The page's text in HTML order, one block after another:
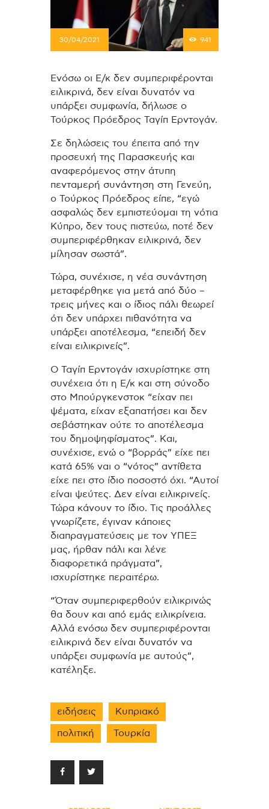
30/04/2021 941
Ενόσω οι Ε/κ δεν συμπεριφέρονται
ειλικρινά, δεν είναι δυνατόν να
υπάρξει συμφωνία, δήλωσε ο
Τούρκος Πρόεδρος Ταγίπ Ερντογάν.
Σε δηλώσεις του έπειτα από την
προσευχή της Παρασκευής και
αναφερόμενος στην άτυπη
πενταμερή συνάντηση στη Γενεύη,
ο Τούρκος Πρόεδρος είπε, “εγώ
ασφαλώς δεν εμπιστεύομαι τη νότια
Κύπρο, δεν τους πιστεύω, ποτέ δεν
συμπεριφέρθηκαν ειλικρινά, δεν
μίλησαν σωστά”.
Τώρα, συνέχισε, η νέα συνάντηση
μεταφέρθηκε για μετά από δύο –
τρεις μήνες και ο ίδιος πάλι θεωρεί
ότι δεν υπάρχει πιθανότητα να
υπάρξει αποτέλεσμα, “επειδή δεν
είναι ειλικρινείς”.
Ο Ταγίπ Ερντογάν ισχυρίστηκε στη
συνέχεια ότι η Ε/κ και στη σύνοδο
στο Μπούργκενστοκ “είχαν πει
ψέματα, είχαν εξαπατήσει και δεν
σεβάστηκαν ούτε το αποτέλεσμα
του δημοψηφίσματος”. Και,
συνέχισε, ενώ ο “βορράς” είχε πει
κατά 65% ναι ο “νότος” αντίθετα
είχε πει στο ίδιο ποσοστό όχι. “Αυτοί
είναι ψεύτες. Δεν είναι ειλικρινείς.
Τώρα κάνουν το ίδιο. Τις προάλλες
γνωρίζετε, έγιναν κάποιες
διαπραγματεύσεις με τον ΥΠΕΞ
μας, ήρθαν πάλι και λένε
διαφορετικά πράγματα”,
ισχυρίστηκε περαιτέρω.
“Όταν συμπεριφερθούν ειλικρινώς
θα δουν και από εμάς ειλικρίνεια.
Αλλά ενόσω δεν συμπεριφέρονται
ειλικρινά δεν είναι δυνατόν να
υπάρξει συμφωνία με αυτούς”,
κατέληξε.
ειδήσεις Κυπριακό
πολιτική Τουρκία